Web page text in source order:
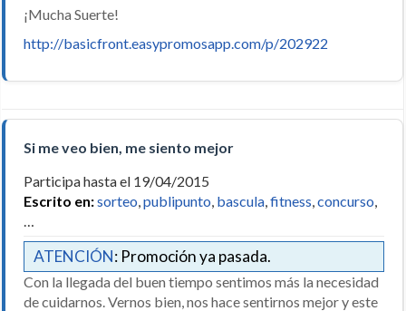
¡Mucha Suerte!
http://basicfront.easypromosapp.com/p/202922
Si me veo bien, me siento mejor
Participa hasta el 19/04/2015
Escrito en:sorteo,publipunto, bascula,fitness,concurso,
…
ATENCIÓN: Promoción ya pasada.
Con la llegada del buen tiempo sentimos más la necesidad
de cuidarnos. Vernos bien, nos hace sentirnos mejor y este